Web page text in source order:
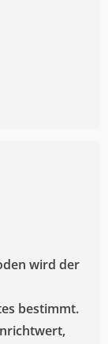
wird der
bestimmt.